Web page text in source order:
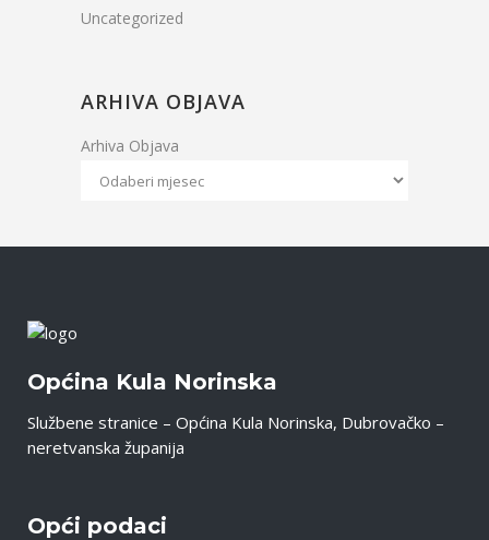
Uncategorized
ARHIVA OBJAVA
Arhiva Objava
Općina Kula Norinska
Službene stranice – Općina Kula Norinska, Dubrovačko –
neretvanska županija
Opći podaci